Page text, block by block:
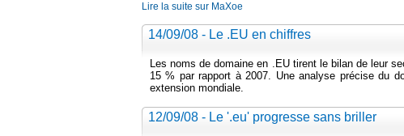
Lire la suite sur MaXoe
14/09/08 - Le .EU en chiffres
Les noms de domaine en .EU tirent le bilan de leur
15 % par rapport à 2007. Une analyse précise du
extension mondiale.
12/09/08 - Le '.eu' progresse sans briller